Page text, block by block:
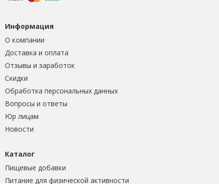
Информация
О компании
Доставка и оплата
Отзывы и заработок
Скидки
Обработка персональных данных
Вопросы и ответы
Юр лицам
Новости
Каталог
Пищевые добавки
Питание для физической активности